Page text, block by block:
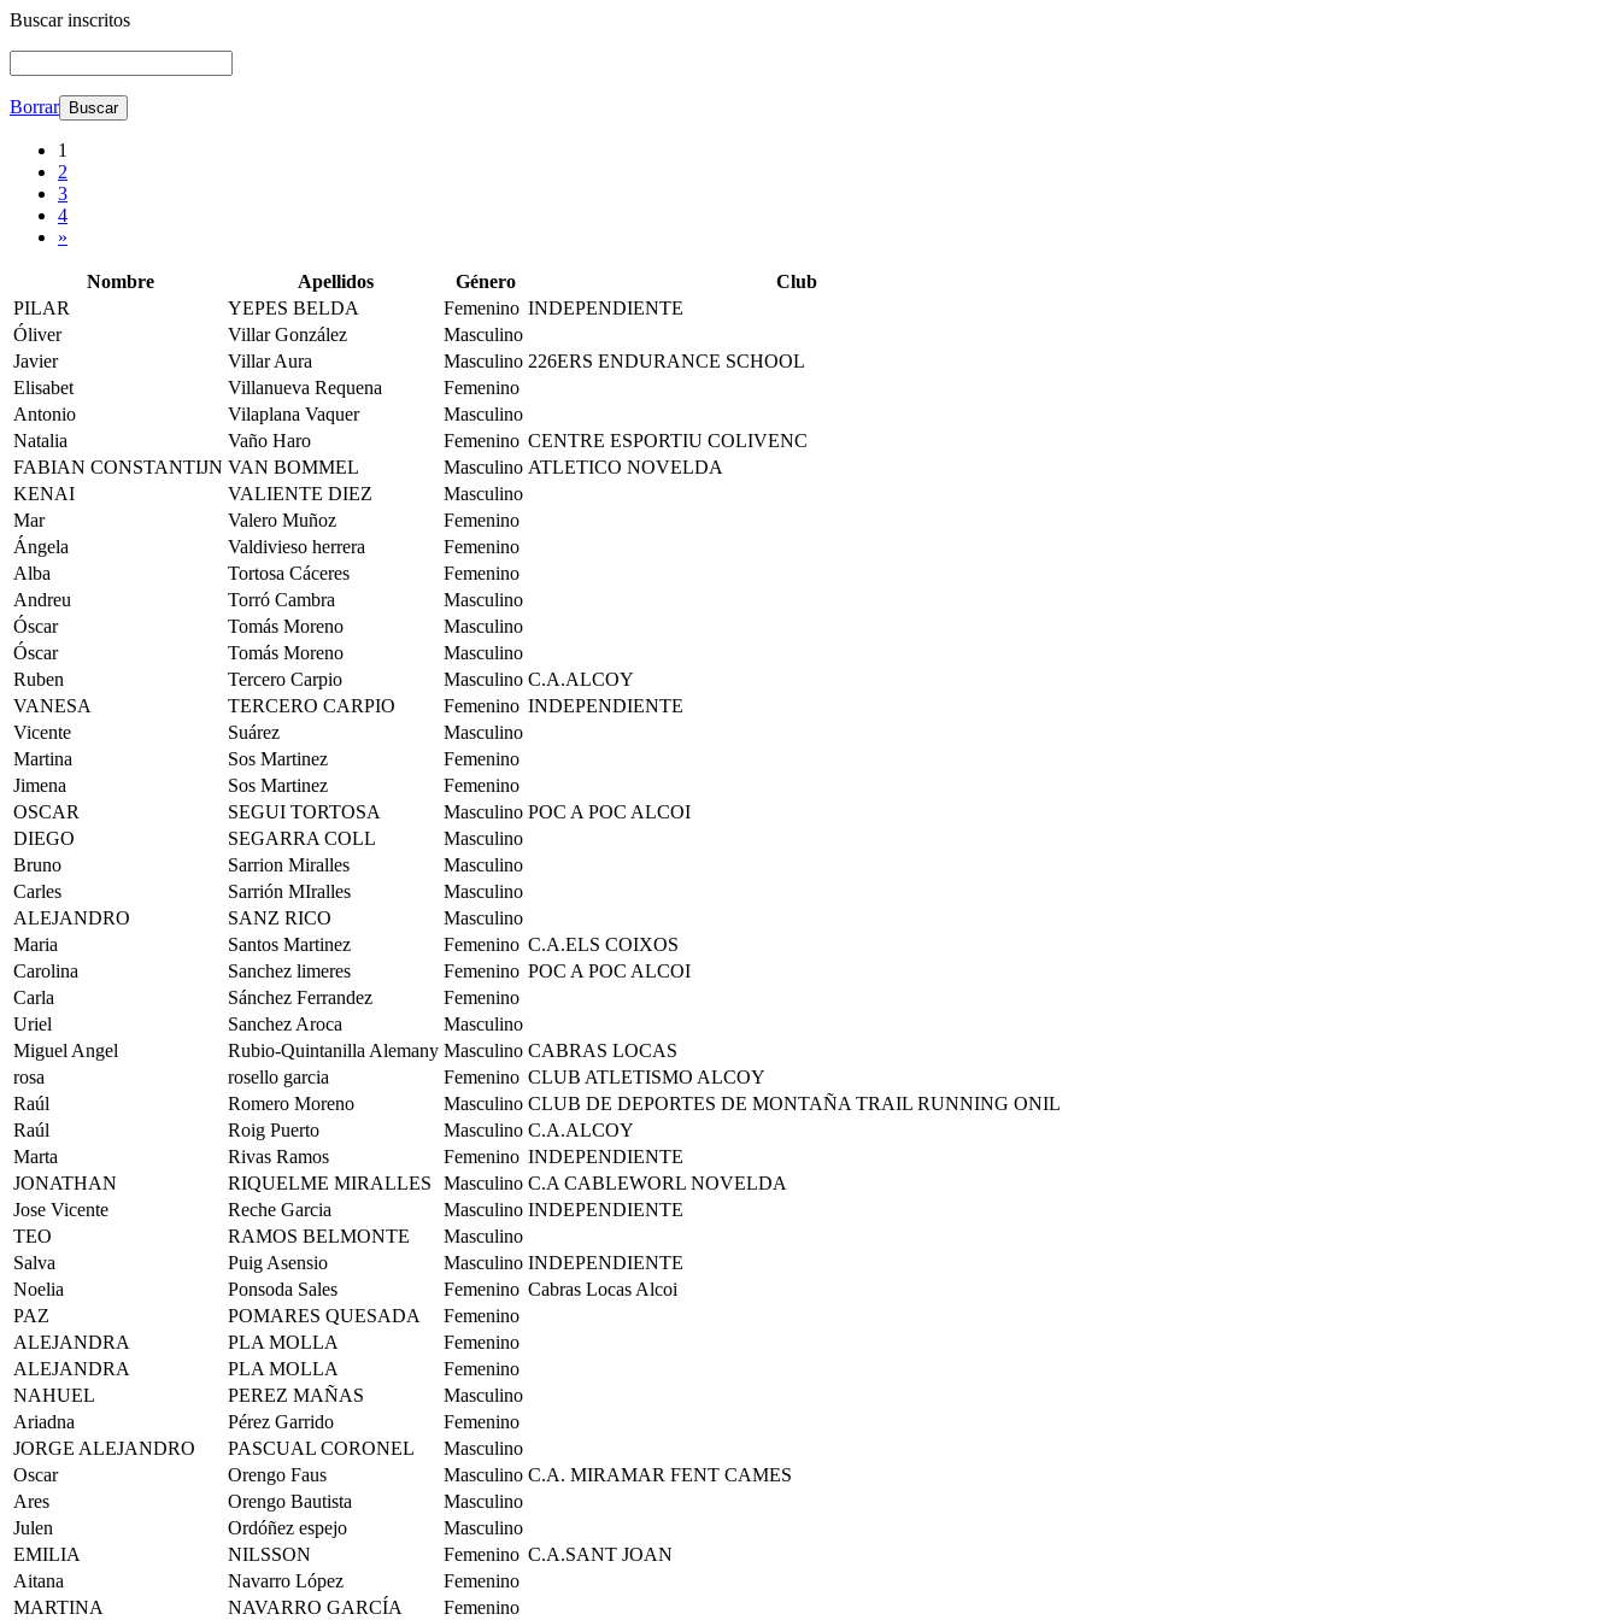
Buscar inscritos
Borrar
1
2
3
4
»
Nombre Apellidos Género
Club
PILAR
YEPES BELDA Femenino INDEPENDIENTE
Óliver
Villar González
Masculino
Javier
Villar Aura Masculino 226ERS ENDURANCE SCHOOL
Elisabet
Villanueva Requena
Femenino
Antonio
Vilaplana Vaquer
Masculino
Natalia
Vaño Haro Femenino CENTRE ESPORTIU COLIVENC
FABIAN CONSTANTIJN VAN BOMMEL Masculino ATLETICO NOVELDA
KENAI
VALIENTE DIEZ
Masculino
Mar
Valero Muñoz
Femenino
Ángela
Valdivieso herrera
Femenino
Alba
Tortosa Cáceres
Femenino
Andreu
Torró Cambra
Masculino
Óscar
Tomás Moreno
Masculino
Óscar
Tomás Moreno
Masculino
Ruben
Tercero Carpio Masculino C.A.ALCOY
VANESA
TERCERO CARPIO Femenino INDEPENDIENTE
Vicente
Suárez
Masculino
Martina
Sos Martinez
Femenino
Jimena
Sos Martinez
Femenino
OSCAR
SEGUI TORTOSA Masculino POC A POC ALCOI
DIEGO
SEGARRA COLL
Masculino
Bruno
Sarrion Miralles
Masculino
Carles
Sarrión MIralles
Masculino
ALEJANDRO
SANZ RICO
Masculino
Maria
Santos Martinez Femenino C.A.ELS COIXOS
Carolina
Sanchez limeres Femenino POC A POC ALCOI
Carla
Sánchez Ferrandez
Femenino
Uriel
Sanchez Aroca
Masculino
Miguel Angel
Rubio-Quintanilla Alemany Masculino CABRAS LOCAS
rosa
rosello garcia Femenino CLUB ATLETISMO ALCOY
Raúl
Romero Moreno Masculino CLUB DE DEPORTES DE MONTAÑA TRAIL RUNNING ONIL
Raúl
Roig Puerto Masculino C.A.ALCOY
Marta
Rivas Ramos Femenino INDEPENDIENTE
JONATHAN
RIQUELME MIRALLES Masculino C.A CABLEWORL NOVELDA
Jose Vicente
Reche Garcia Masculino INDEPENDIENTE
TEO
RAMOS BELMONTE
Masculino
Salva
Puig Asensio Masculino INDEPENDIENTE
Noelia
Ponsoda Sales Femenino Cabras Locas Alcoi
PAZ
POMARES QUESADA
Femenino
ALEJANDRA
PLA MOLLA
Femenino
ALEJANDRA
PLA MOLLA
Femenino
NAHUEL
PEREZ MAÑAS
Masculino
Ariadna
Pérez Garrido
Femenino
JORGE ALEJANDRO
PASCUAL CORONEL
Masculino
Oscar
Orengo Faus Masculino C.A. MIRAMAR FENT CAMES
Ares
Orengo Bautista
Masculino
Julen
Ordóñez espejo
Masculino
EMILIA
NILSSON Femenino C.A.SANT JOAN
Aitana
Navarro López
Femenino
MARTINA
NAVARRO GARCÍA Femenino